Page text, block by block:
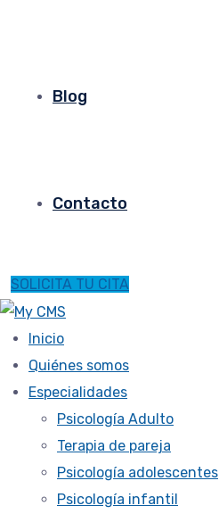
Blog
Contacto
SOLICITA TU CITA
Inicio
Quiénes somos
Especialidades
Psicología Adulto
Terapia de pareja
Psicología adolescentes
Psicología infantil